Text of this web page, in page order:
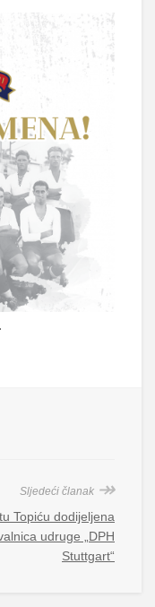
Sljedeći članak ↠
Topiću dodijeljena
udruge „DPH
Stuttgart“